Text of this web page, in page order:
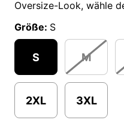
Oversize-Look, wähle
Größe: S
S M
2XL 3XL